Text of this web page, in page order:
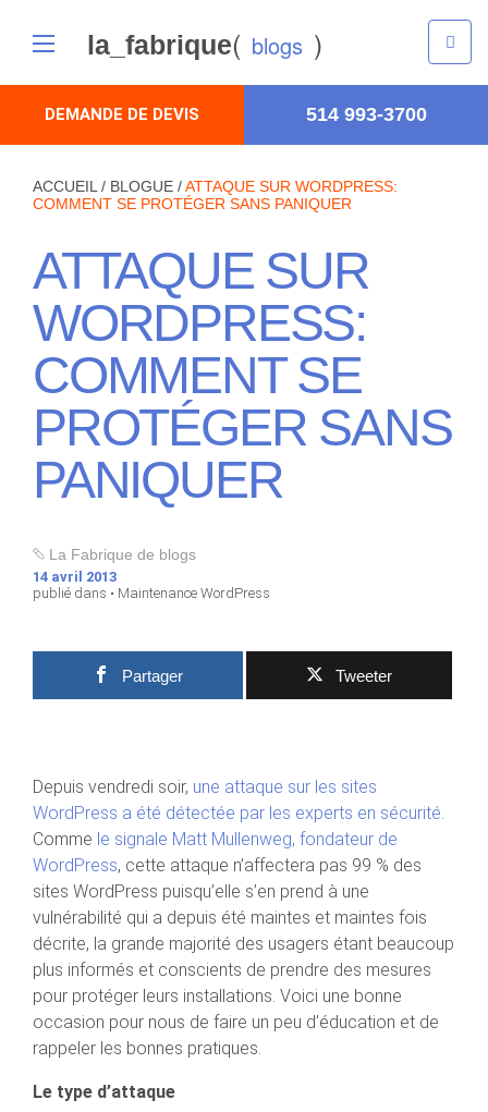
la_fabrique( blogs )
DEMANDE DE DEVIS 514 993-3700
ACCUEIL / BLOGUE /ATTAQUE SUR WORDPRESS:
COMMENT SE PROTÉGER SANS PANIQUER
ATTAQUE SUR
WORDPRESS:
COMMENT SE
PROTÉGER SANS
PANIQUER
La Fabrique de blogs
14 avril 2013
publié dans • Maintenance WordPress
Partager Tweeter
Depuis vendredi soir, une attaque sur les sites
WordPress a été détectée par les experts en sécurité.
Comme le signale Matt Mullenweg, fondateur de
WordPress, cette attaque n’affectera pas 99 % des
sites WordPress puisqu’elle s’en prend à une
vulnérabilité qui a depuis été maintes et maintes fois
décrite, la grande majorité des usagers étant beaucoup
plus informés et conscients de prendre des mesures
pour protéger leurs installations. Voici une bonne
occasion pour nous de faire un peu d’éducation et de
rappeler les bonnes pratiques.
Le type d’attaque